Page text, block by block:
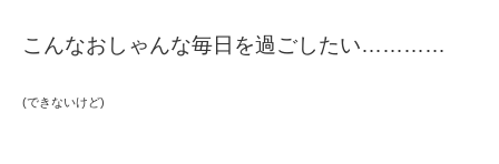
こんなおしゃんな毎日を過ごしたい…………
(できないけど)